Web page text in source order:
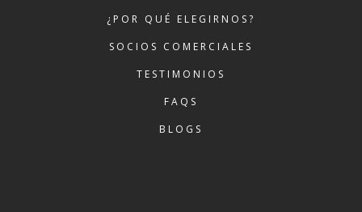
¿POR QUÉ ELEGIRNOS?
SOCIOS COMERCIALES
TESTIMONIOS
FAQS
BLOGS